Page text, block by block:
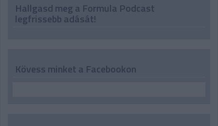
Hallgasd meg a Formula Podcast
legfrissebb adását!
Kövess minket a Facebookon